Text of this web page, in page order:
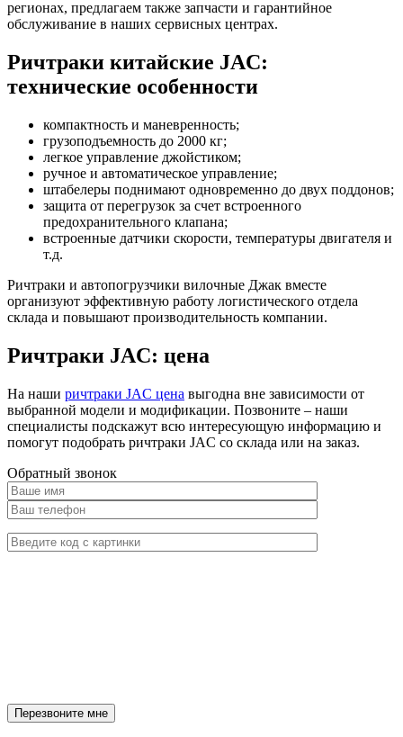
регионах, предлагаем также запчасти и гарантийное
обслуживание в наших сервисных центрах.
Ричтраки китайские JAC:
технические особенности
компактность и маневренность;
грузоподъемность до 2000 кг;
легкое управление джойстиком;
ручное и автоматическое управление;
штабелеры поднимают одновременно до двух поддонов;
защита от перегрузок за счет встроенного
предохранительного клапана;
встроенные датчики скорости, температуры двигателя и
т.д.
Ричтраки и автопогрузчики вилочные Джак вместе
организуют эффективную работу логистического отдела
склада и повышают производительность компании.
Ричтраки JAC: цена
На наши ричтраки JAC цена выгодна вне зависимости от
выбранной модели и модификации. Позвоните – наши
специалисты подскажут всю интересующую информацию и
помогут подобрать ричтраки JAC со склада или на заказ.
Обратный звонок